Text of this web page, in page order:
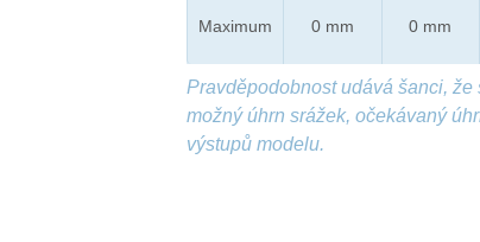
Maximum 0 mm 0 mm
Pravděpodobnost udává šanci,
možný úhrn srážek, očekávaný
výstupů modelu.